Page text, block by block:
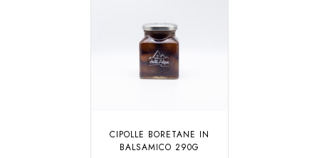
CIPOLLE BORETANE IN
BALSAMICO 290G